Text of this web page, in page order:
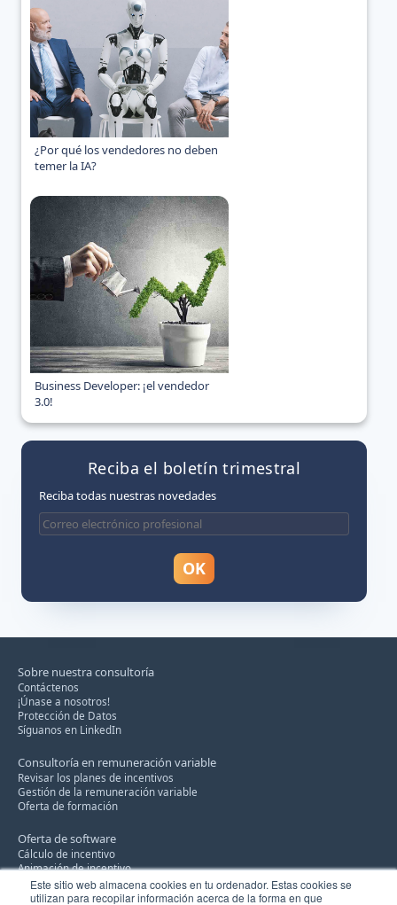
Este sitio web almacena cookies en tu ordenador. Estas cookies se
utilizan para recopilar información acerca de la forma en que
¿Por qué los vendedores no deben
temer la IA?
Business Developer: ¡el vendedor
3.0!
Reciba el boletín trimestral
Reciba todas nuestras novedades
Sobre nuestra consultoría
Contáctenos
¡Únase a nosotros!
Protección de Datos
Síguanos en LinkedIn
Consultoría en remuneración variable
Revisar los planes de incentivos
Gestión de la remuneración variable
Oferta de formación
Oferta de software
Cálculo de incentivo
Animación de incentivo
Repartición de los objectivos